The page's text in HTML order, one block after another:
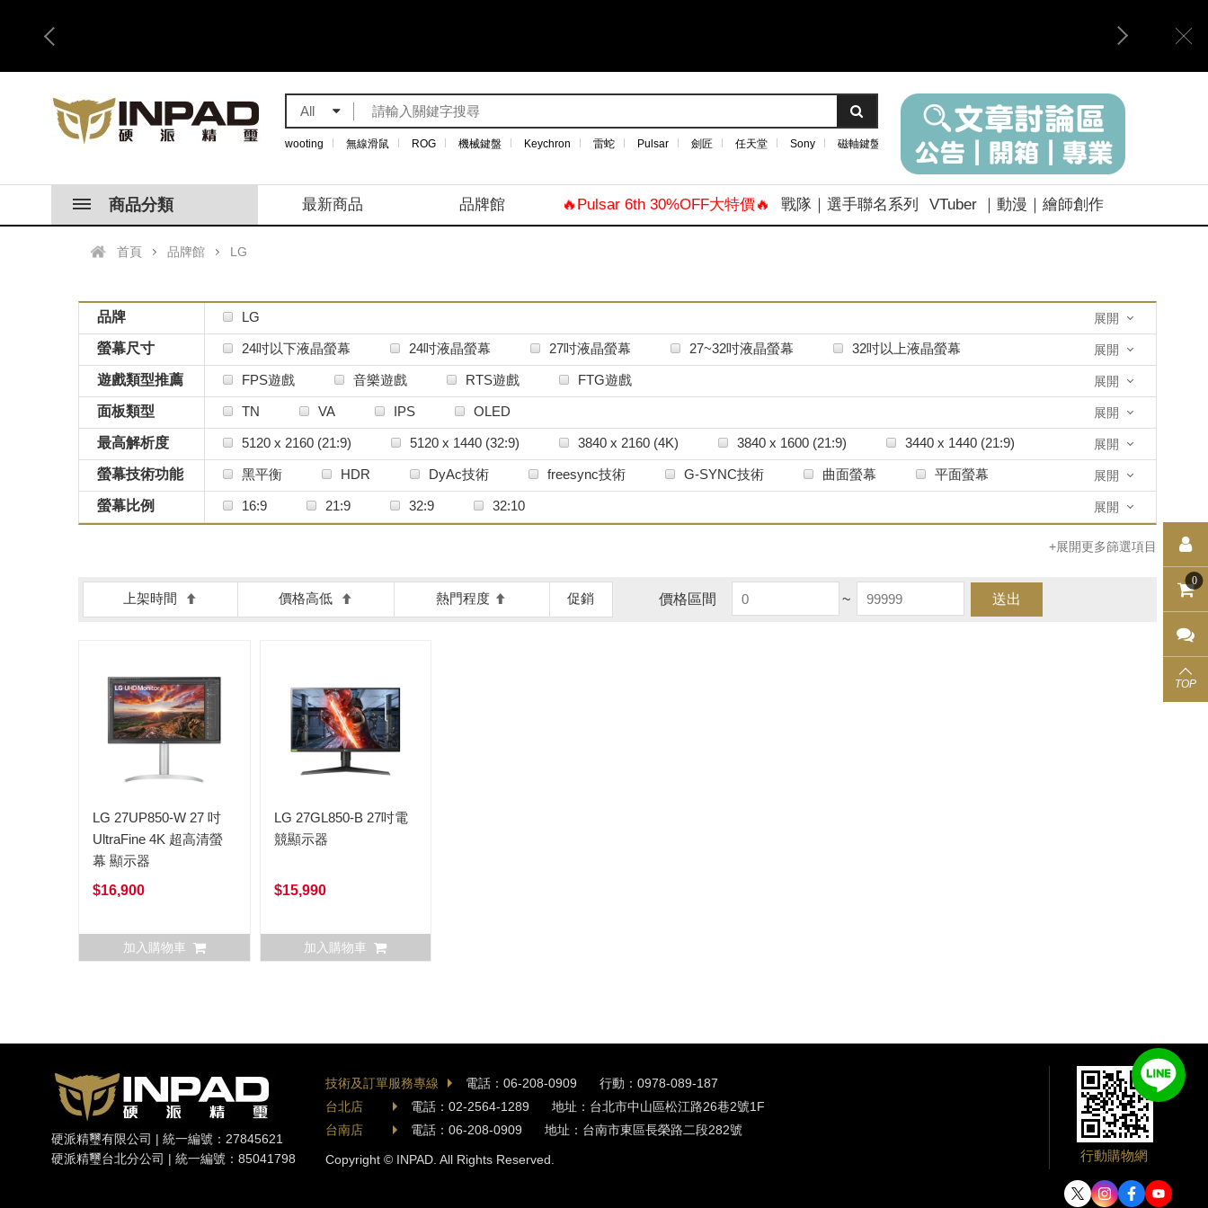
All
wooting 無線滑鼠 ROG 機械鍵盤 Keychron 雷蛇 Pulsar 劍匠 任天堂 Sony 磁軸鍵盤
商品分類 最新商品 品牌館 🔥Pulsar 6th 30%OFF大特價🔥 戰隊｜選手聯名系列 VTuber ｜動漫｜繪師創作
首頁 品牌館 LG
品牌 LG 展開
螢幕尺寸 24吋以下液晶螢幕 24吋液晶螢幕 27吋液晶螢幕 27~32吋液晶螢幕 32吋以上液晶螢幕 展開
遊戲類型推薦 FPS遊戲 音樂遊戲 RTS遊戲 FTG遊戲 展開
面板類型 TN VA IPS OLED 展開
最高解析度 5120 x 2160 (21:9) 5120 x 1440 (32:9) 3840 x 2160 (4K) 3840 x 1600 (21:9)
3440 x 1440 (21:9)
3840 x 1080 (32:9)
2560 x 1080 (21:9) 2560 x 1440 (2K) 1920 x 1200 1920 x 1080
展開
螢幕技術功能 黑平衡 HDR DyAc技術 freesync技術 G-SYNC技術 曲面螢幕 平面螢幕 展開
螢幕比例 16:9 21:9 32:9 32:10 展開
+展開更多篩選項目
上架時間 價格高低 熱門程度 促銷 價格區間 ~ 送出
LG 27UP850-W 27 吋
UltraFine 4K 超高清螢
幕 顯示器
$16,900
加入購物車
LG 27GL850-B 27吋電
競顯示器
$15,990
加入購物車
硬派精璽有限公司 | 統一編號：27845621
硬派精璽台北分公司 | 統一編號：85041798
技術及訂單服務專線 電話：06-208-0909
行動：0978-089-187
台北店
電話：02-2564-1289
地址：台北市中山區松江路26巷2號1F
台南店
電話：06-208-0909 地址：台南市東區長榮路二段282號
Copyright © INPAD. All Rights Reserved. 行動購物網
0
TOP